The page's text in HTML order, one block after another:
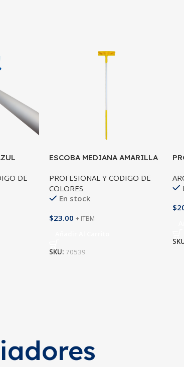
DE
ESCOBA MEDIANA AMARILLA
PROFESIONAL Y CODIGO DE
COLORES
En stock
$23.00 + ITBM
SKU: 70539
$